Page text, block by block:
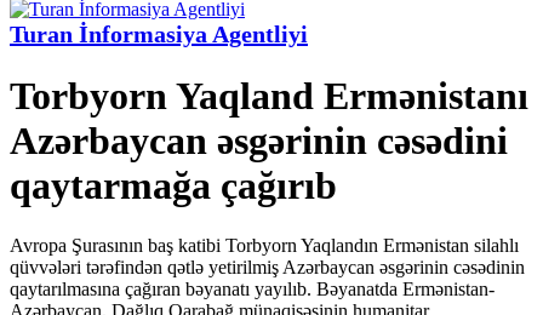
Turan İnformasiya Agentliyi
Torbyorn Yaqland Ermənistanı
Azərbaycan əsgərinin cəsədini
qaytarmağa çağırıb
Avropa Şurasının baş katibi Torbyorn Yaqlandın Ermənistan silahlı
qüvvələri tərəfindən qətlə yetirilmiş Azərbaycan əsgərinin cəsədinin
qaytarılmasına çağıran bəyanatı yayılıb. Bəyanatda Ermənistan-
Azərbaycan, Dağlıq Qarabağ münaqişəsinin humanitar